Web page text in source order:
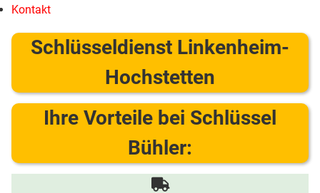
Kontakt
Schlüsseldienst Linkenheim-
Hochstetten
Ihre Vorteile bei Schlüssel
Bühler: